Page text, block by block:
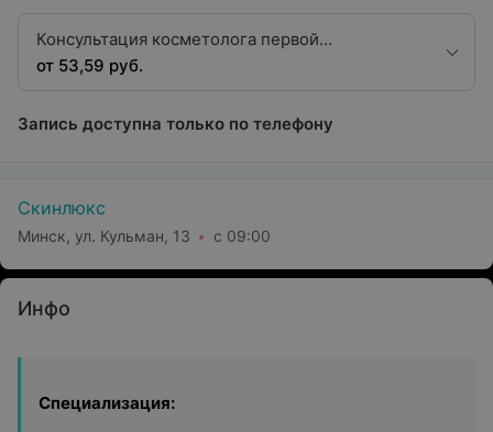
Консультация косметолога первой
квалификационной категории
от 53,59 руб.
Запись доступна только по телефону
Скинлюкс
Минск, ул. Кульман, 13 с 09:00
Инфо
Специализация: